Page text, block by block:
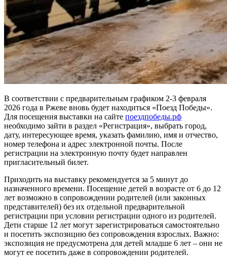
В соответствии с предварительным графиком 2-3 февраля
2026 года в Ржеве вновь будет находиться «Поезд Победы».
Для посещения выставки на сайте поездпобеды.рф
необходимо зайти в раздел «Регистрация», выбрать город,
дату, интересующее время, указать фамилию, имя и отчество,
номер телефона и адрес электронной почты. После
регистрации на электронную почту будет направлен
пригласительный билет.
Приходить на выставку рекомендуется за 5 минут до
назначенного времени. Посещение детей в возрасте от 6 до 12
лет возможно в сопровождении родителей (или законных
представителей) без их отдельной предварительной
регистрации при условии регистрации одного из родителей.
Дети старше 12 лет могут зарегистрироваться самостоятельно
и посетить экспозицию без сопровождения взрослых. Важно:
экспозиция не предусмотрена для детей младше 6 лет – они не
могут ее посетить даже в сопровождении родителей.